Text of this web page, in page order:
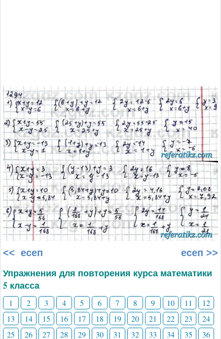
<< есеп есеп >>
Упражнения для повторения курса математики
5 класса
1 2 3 4 5 6 7 8 9 10 11
12
13
14 15 16 17 18 19 20 21 22 23
24
25
26 27 28 29 30 31 32 33 34 35
36